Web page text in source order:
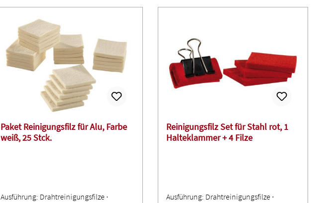
Paket Reinigungsfilz für Alu, Farbe
weiß, 25 Stck.
Ausführung: Drahtreinigungsfilze ∙
Reinigungsfilz Set für Stahl rot, 1
Halteklammer + 4 Filze
Ausführung: Drahtreinigungsfilze ∙